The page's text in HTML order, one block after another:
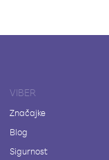
VIBER
Značajke
Blog
Sigurnost